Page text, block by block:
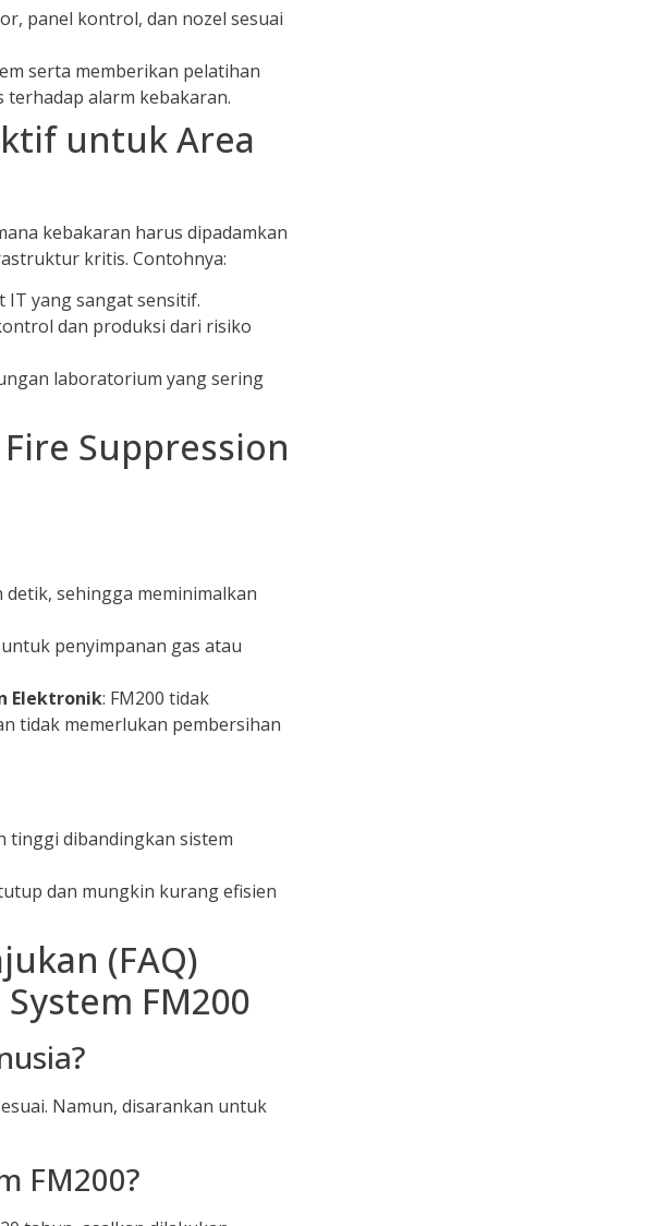
panel kontrol, dan nozel sesuai
serta memberikan pelatihan
alarm kebakaran.
untuk Area
kebakaran harus dipadamkan
kritis. Contohnya:
IT yang sangat sensitif.
dan produksi dari risiko
laboratorium yang sering
Suppression
sehingga meminimalkan
penyimpanan gas atau
Elektronik: FM200 tidak
tidak memerlukan pembersihan
tinggi dibandingkan sistem
dan mungkin kurang efisien
(FAQ)
FM200
Namun, disarankan untuk
FM200?